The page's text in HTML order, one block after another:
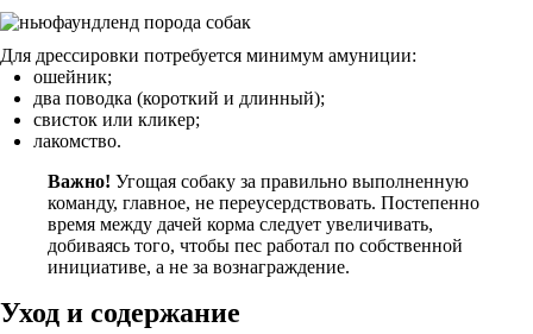
Для дрессировки потребуется минимум амуниции:
ошейник;
два поводка (короткий и длинный);
свисток или кликер;
лакомство.
Важно! Угощая собаку за правильно выполненную
команду, главное, не переусердствовать. Постепенно
время между дачей корма следует увеличивать,
добиваясь того, чтобы пес работал по собственной
инициативе, а не за вознаграждение.
Уход и содержание